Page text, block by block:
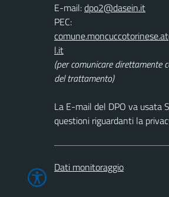
E-mail:dpo2@dasein.it
PEC:
l.it
(per comunicare direttamente
del trattamento)
La E-mail del DPO va usata
questioni riguardanti la
Dati monitoraggio